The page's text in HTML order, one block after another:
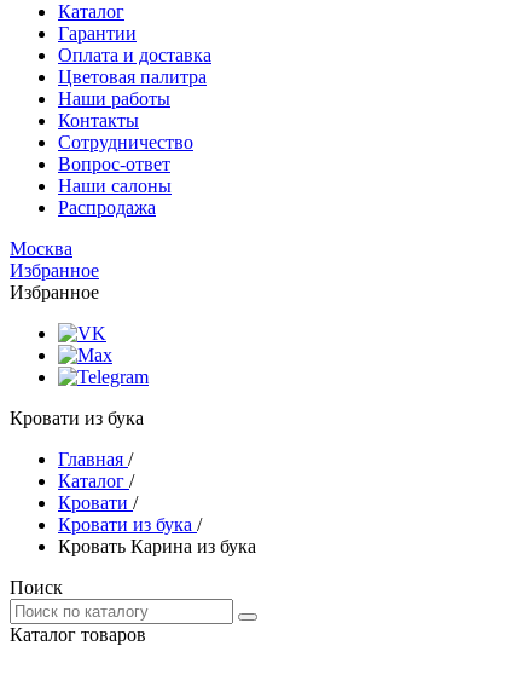
Каталог
Гарантии
Оплата и доставка
Цветовая палитра
Наши работы
Контакты
Сотрудничество
Вопрос-ответ
Наши салоны
Распродажа
Москва
Избранное
Избранное
Кровати из бука
Главная /
Каталог /
Кровати /
Кровати из бука /
Кровать Карина из бука
Поиск
Каталог товаров